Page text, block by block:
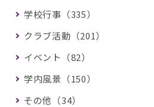
学校行事（335）
クラブ活動（201）
イベント（82）
学内風景（150）
その他（34）